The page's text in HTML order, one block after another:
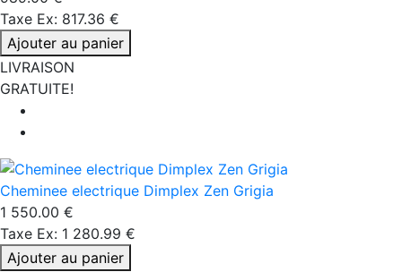
Taxe Ex: 817.36 €
Ajouter au panier
LIVRAISON
GRATUITE!
Cheminee electrique Dimplex Zen Grigia
1 550.00 €
Taxe Ex: 1 280.99 €
Ajouter au panier